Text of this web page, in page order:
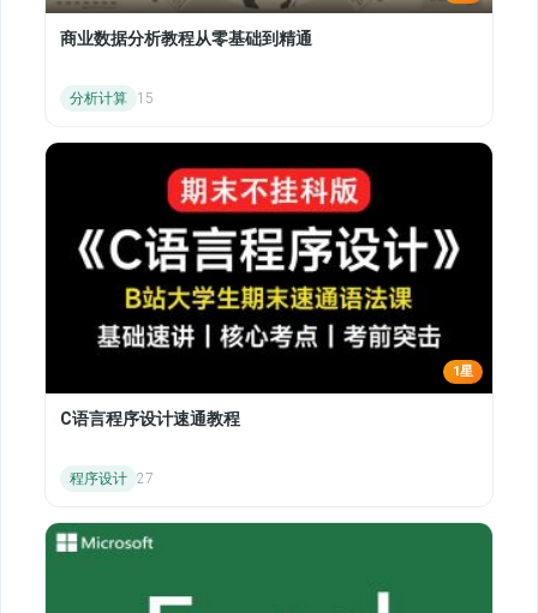
商业数据分析教程从零基础到精通
分析计算 15
1星
C语言程序设计速通教程
程序设计 27